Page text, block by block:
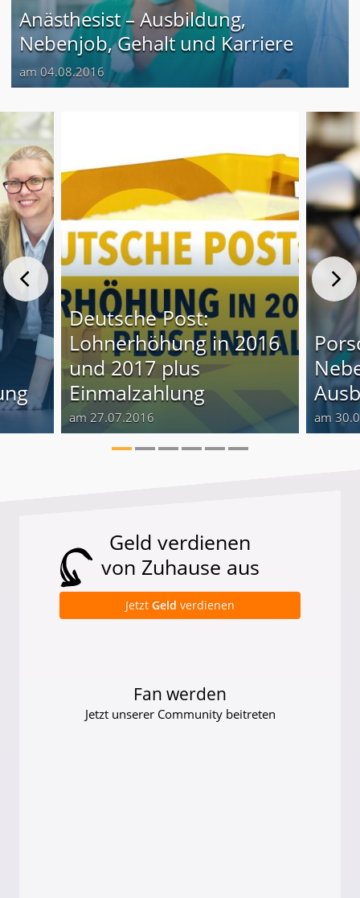
Anästhesist – Ausbildung,
Nebenjob, Gehalt und Karriere
am 04.08.2016
Deutsche Post:
Lohnerhöhung in 2016
und 2017 plus
Einmalzahlung
am 27.07.2016 am
Geld verdienen
von Zuhause aus
Jetzt Geld verdienen
Fan werden
Jetzt unserer Community beitreten